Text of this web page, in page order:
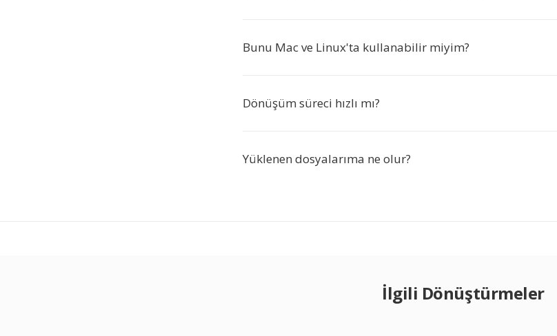
Bunu Mac ve Linux'ta kullanabilir miyim?
Dönüşüm süreci hızlı mı?
Yüklenen dosyalarıma ne olur?
İlgili Dönüştürmeler